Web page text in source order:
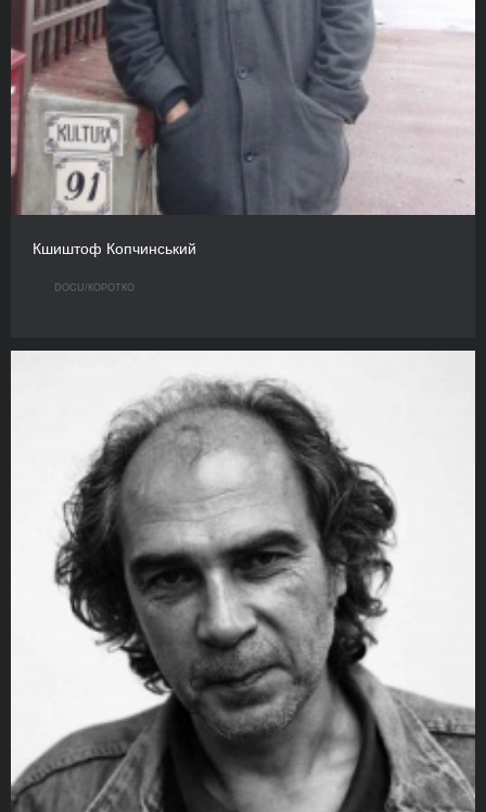
Кшиштоф Копчинський
DOCU/КOРОТКО